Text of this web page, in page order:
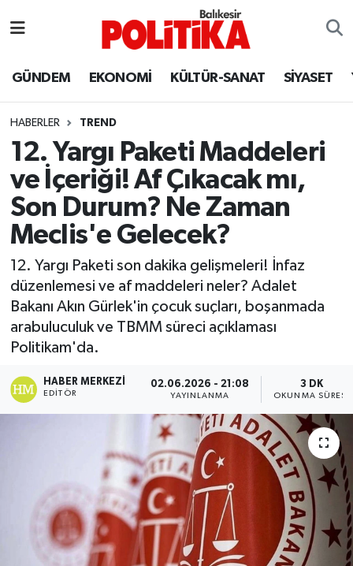
GÜNDEM EKONOMİ KÜLTÜR-SANAT SİYASET
HABERLER TREND
12. Yargı Paketi Maddeleri
ve İçeriği! Af Çıkacak mı,
Son Durum? Ne Zaman
Meclis'e Gelecek?
12. Yargı Paketi son dakika gelişmeleri! İnfaz
düzenlemesi ve af maddeleri neler? Adalet
Bakanı Akın Gürlek'in çocuk suçları, boşanmada
arabuluculuk ve TBMM süreci açıklaması
Politikam'da.
HABER MERKEZI
EDITÖR
02.06.2026 - 21:08
YAYINLANMA
3 DK
OKUNMA SÜRESI
Ayvalık
Balya
Bandırma
Bigadiç
BİYOGRAFİLER
Burhaniye
ÇEVRE
DÜNYA
EĞİTİM
EKONOMİ
Balıkesir Hava Durumu
Balıkesir Namaz Vakitleri
Balıkesir Trafik Yoğunluk Haritası
Süper Lig Puan Durumu ve Fikstür
Tüm Manşetler
Son Dakika Haberleri
Haber Arşivi